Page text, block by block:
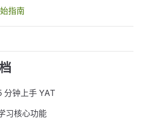
指南
分钟上手 YAT
习核心功能